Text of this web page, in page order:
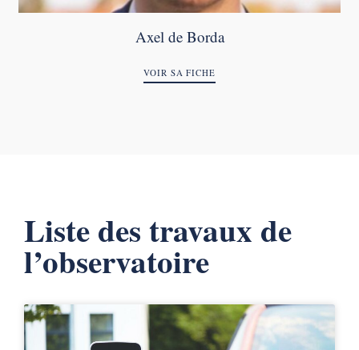
Axel de Borda
VOIR SA FICHE
Liste des travaux de
l’observatoire